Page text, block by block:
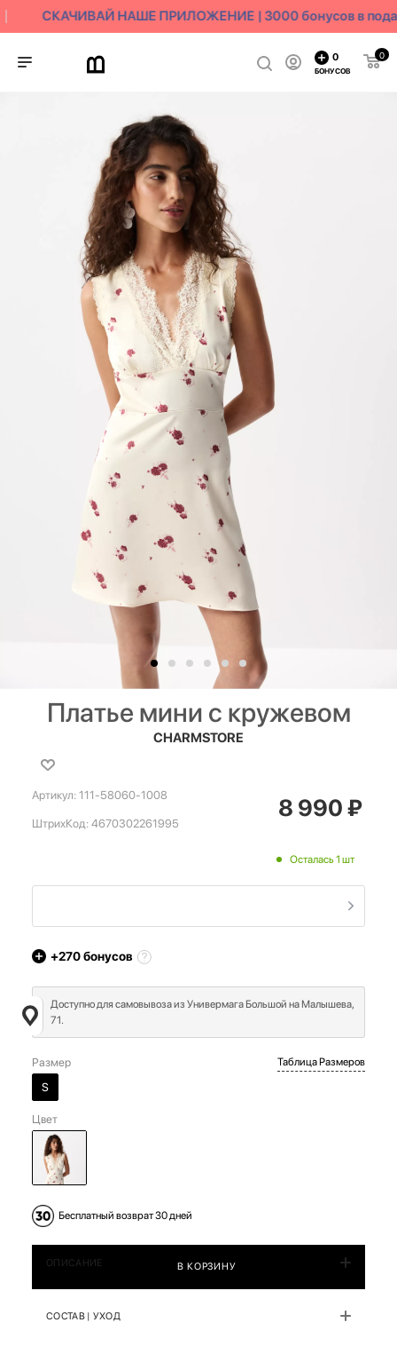
СКАЧИВАЙ НАШЕ ПРИЛОЖЕНИЕ | 3000 бонусов в
0
0
БОНУСОВ
Платье мини с кружевом
CHARMSTORE
Артикул: 111-58060-1008
ШтрихКод: 4670302261995
8 990₽
Осталась 1 шт
+270бонусов
Доступно для самовывоза из Универмага Большой на Малышева,
71.
Размер
S
Таблица Размеров
Цвет
Бесплатный возврат 30 дней
В КОРЗИНУ
ОПИСАНИЕ
СОСТАВ | УХОД